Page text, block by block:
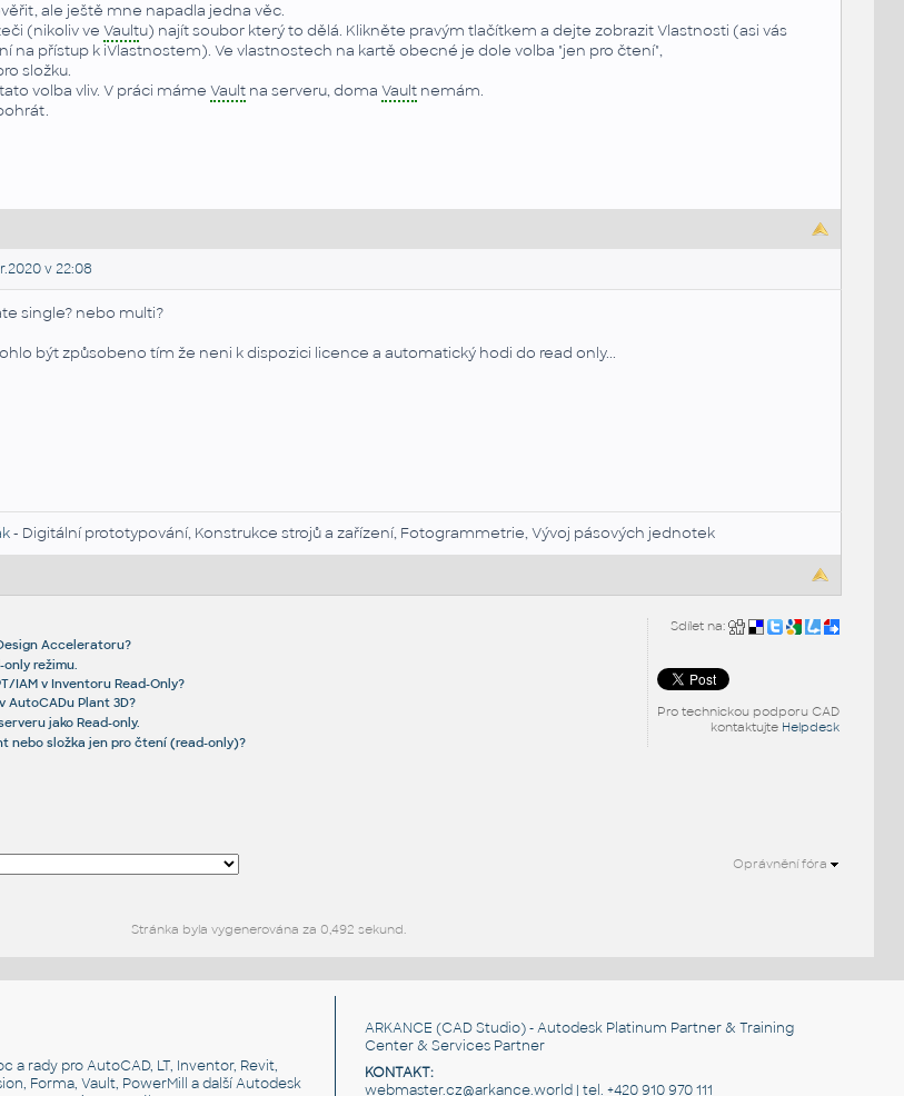
ale ještě mne napadla jedna věc.
(nikoliv ve Vaultu) najít soubor který to dělá. Klikněte pravým tlačítkem a dejte zobrazit Vlastnosti (asi vás
na přístup k iVlastnostem). Ve vlastnostech na kartě obecné je dole volba "jen pro čtení",
složku.
volba vliv. V práci máme Vaultna serveru, doma Vaultnemám.
v 22:08
single? nebo multi?
být způsobeno tím že neni k dispozici licence a automatický hodi do read only...
- Digitální prototypování, Konstrukce strojů a zařízení, Fotogrammetrie, Vývoj pásových jednotek
Sdílet na:
Pro technickou podporu CAD
kontaktujte Helpdesk
Acceleratoru?
režimu.
IAM v Inventoru Read-Only?
AutoCADu Plant 3D?
jako Read-only.
nebo složka jen pro čtení (read-only)?
Oprávnění fóra
Stránka byla vygenerována za 0,492 sekund.
a rady pro AutoCAD, LT, Inventor, Revit,
Forma, Vault, PowerMill a další Autodesk
ARKANCE (CAD Studio) - Autodesk Platinum Partner & Training
Center & Services Partner
KONTAKT:
webmaster.cz@arkance.world | tel. +420 910 970 111